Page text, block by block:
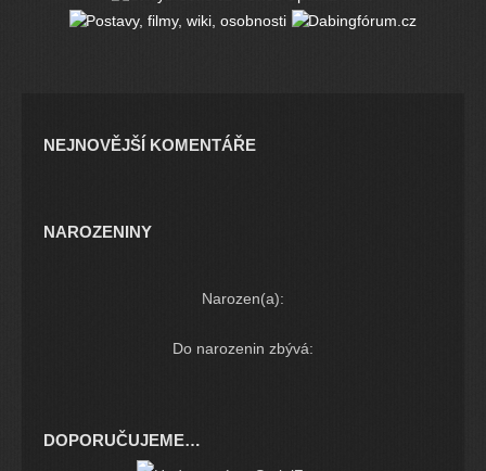
NEJNOVĚJŠÍ KOMENTÁŘE
NAROZENINY
Narozen(a):
Do narozenin zbývá:
DOPORUČUJEME…